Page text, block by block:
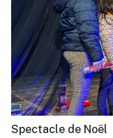
Spectacle de Noël